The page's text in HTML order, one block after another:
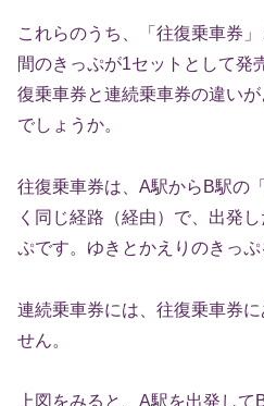
これらのうち、「往復乗車券
間のきっぷが1セットとして発
復乗車券と連続乗車券の違い
でしょうか。
往復乗車券は、A駅からB駅の
く同じ経路（経由）で、出発
ぷです。ゆきとかえりのきっぷ
連続乗車券には、往復乗車券
せん。
上図をみると、A駅を出発して